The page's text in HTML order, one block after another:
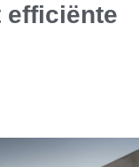
efficiënte